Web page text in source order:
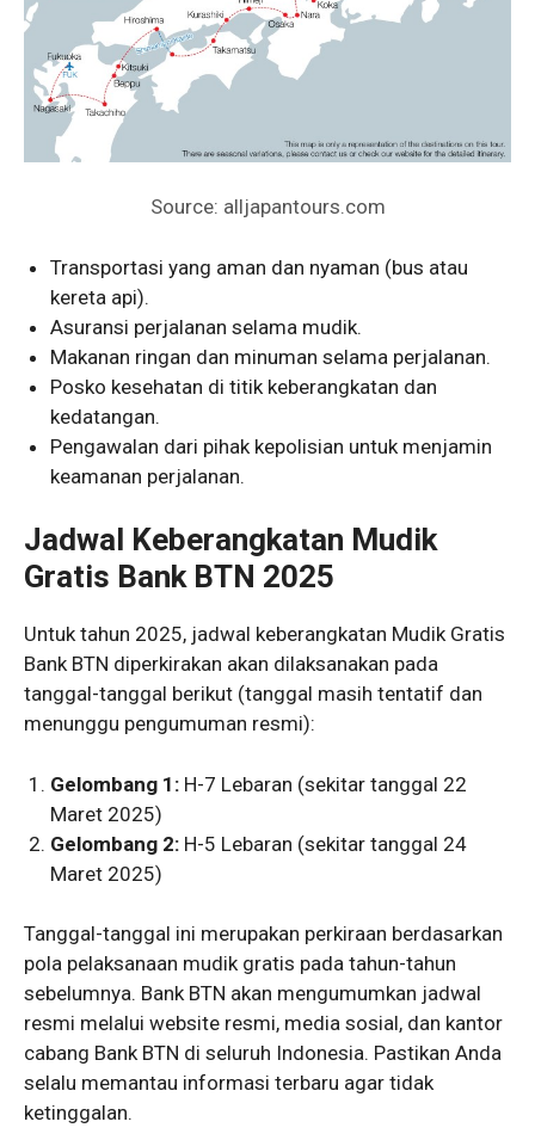
Source: alljapantours.com
Transportasi yang aman dan nyaman (bus atau
kereta api).
Asuransi perjalanan selama mudik.
Makanan ringan dan minuman selama perjalanan.
Posko kesehatan di titik keberangkatan dan
kedatangan.
Pengawalan dari pihak kepolisian untuk menjamin
keamanan perjalanan.
Jadwal Keberangkatan Mudik
Gratis Bank BTN 2025
Untuk tahun 2025, jadwal keberangkatan Mudik Gratis
Bank BTN diperkirakan akan dilaksanakan pada
tanggal-tanggal berikut (tanggal masih tentatif dan
menunggu pengumuman resmi):
Gelombang 1: H-7 Lebaran (sekitar tanggal 22
Maret 2025)
Gelombang 2: H-5 Lebaran (sekitar tanggal 24
Maret 2025)
Tanggal-tanggal ini merupakan perkiraan berdasarkan
pola pelaksanaan mudik gratis pada tahun-tahun
sebelumnya. Bank BTN akan mengumumkan jadwal
resmi melalui website resmi, media sosial, dan kantor
cabang Bank BTN di seluruh Indonesia. Pastikan Anda
selalu memantau informasi terbaru agar tidak
ketinggalan.